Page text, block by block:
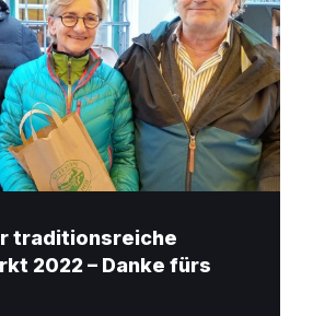
traditionsreiche
2022 – Danke fürs